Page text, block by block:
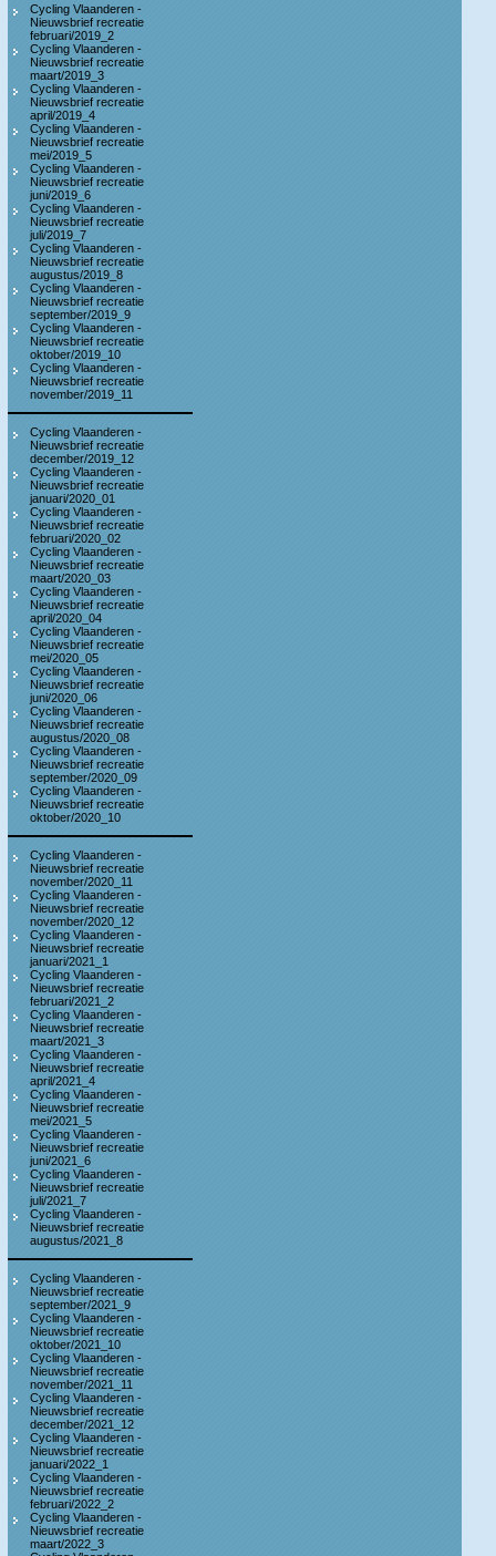
Cycling Vlaanderen -
Nieuwsbrief recreatie
februari/2019_2
Cycling Vlaanderen -
Nieuwsbrief recreatie
maart/2019_3
Cycling Vlaanderen -
Nieuwsbrief recreatie
april/2019_4
Cycling Vlaanderen -
Nieuwsbrief recreatie
mei/2019_5
Cycling Vlaanderen -
Nieuwsbrief recreatie
juni/2019_6
Cycling Vlaanderen -
Nieuwsbrief recreatie
juli/2019_7
Cycling Vlaanderen -
Nieuwsbrief recreatie
augustus/2019_8
Cycling Vlaanderen -
Nieuwsbrief recreatie
september/2019_9
Cycling Vlaanderen -
Nieuwsbrief recreatie
oktober/2019_10
Cycling Vlaanderen -
Nieuwsbrief recreatie
november/2019_11
Cycling Vlaanderen -
Nieuwsbrief recreatie
december/2019_12
Cycling Vlaanderen -
Nieuwsbrief recreatie
januari/2020_01
Cycling Vlaanderen -
Nieuwsbrief recreatie
februari/2020_02
Cycling Vlaanderen -
Nieuwsbrief recreatie
maart/2020_03
Cycling Vlaanderen -
Nieuwsbrief recreatie
april/2020_04
Cycling Vlaanderen -
Nieuwsbrief recreatie
mei/2020_05
Cycling Vlaanderen -
Nieuwsbrief recreatie
juni/2020_06
Cycling Vlaanderen -
Nieuwsbrief recreatie
augustus/2020_08
Cycling Vlaanderen -
Nieuwsbrief recreatie
september/2020_09
Cycling Vlaanderen -
Nieuwsbrief recreatie
oktober/2020_10
Cycling Vlaanderen -
Nieuwsbrief recreatie
november/2020_11
Cycling Vlaanderen -
Nieuwsbrief recreatie
november/2020_12
Cycling Vlaanderen -
Nieuwsbrief recreatie
januari/2021_1
Cycling Vlaanderen -
Nieuwsbrief recreatie
februari/2021_2
Cycling Vlaanderen -
Nieuwsbrief recreatie
maart/2021_3
Cycling Vlaanderen -
Nieuwsbrief recreatie
april/2021_4
Cycling Vlaanderen -
Nieuwsbrief recreatie
mei/2021_5
Cycling Vlaanderen -
Nieuwsbrief recreatie
juni/2021_6
Cycling Vlaanderen -
Nieuwsbrief recreatie
juli/2021_7
Cycling Vlaanderen -
Nieuwsbrief recreatie
augustus/2021_8
Cycling Vlaanderen -
Nieuwsbrief recreatie
september/2021_9
Cycling Vlaanderen -
Nieuwsbrief recreatie
oktober/2021_10
Cycling Vlaanderen -
Nieuwsbrief recreatie
november/2021_11
Cycling Vlaanderen -
Nieuwsbrief recreatie
december/2021_12
Cycling Vlaanderen -
Nieuwsbrief recreatie
januari/2022_1
Cycling Vlaanderen -
Nieuwsbrief recreatie
februari/2022_2
Cycling Vlaanderen -
Nieuwsbrief recreatie
maart/2022_3